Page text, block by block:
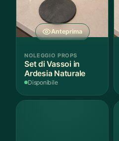
Anteprima
NOLEGGIO PROPS
Set di Vassoi in
Ardesia Naturale
Disponibile